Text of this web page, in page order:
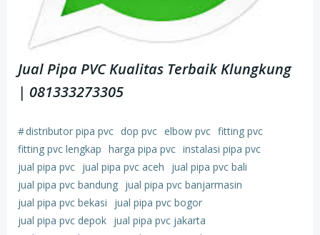
Jual Pipa PVC Kualitas Terbaik Klungkung
| 081333273305
#distributor pipa pvc dop pvc elbow pvc fitting pvc
fitting pvc lengkap harga pipa pvc instalasi pipa pvc
jual pipa pvc jual pipa pvc aceh
jual pipa pvc bali
jual pipa pvc bandung jual pipa pvc banjarmasin
jual pipa pvc bekasi
jual pipa pvc bogor
jual pipa pvc depok jual pipa pvc jakarta